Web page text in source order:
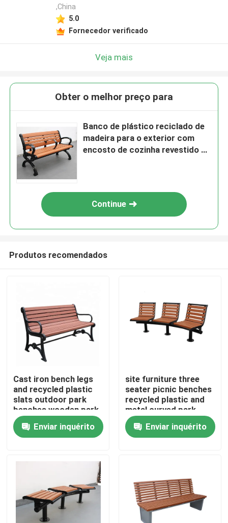
Para casa
Produtos
Sobre nós
Controle de qualidade
Contacte-nos
,China
5.0
Fornecedor verificado
Veja mais
Obter o melhor preço para
Banco de plástico reciclado de
madeira para o exterior com
encosto de cozinha revestido de
Continue
Produtos recomendados
Cast iron bench legs
and recycled plastic
slats outdoor park
benches wooden park
long bench chair
Enviar inquérito
site furniture three
seater picnic benches
recycled plastic and
metal curved park
bench seat
Enviar inquérito